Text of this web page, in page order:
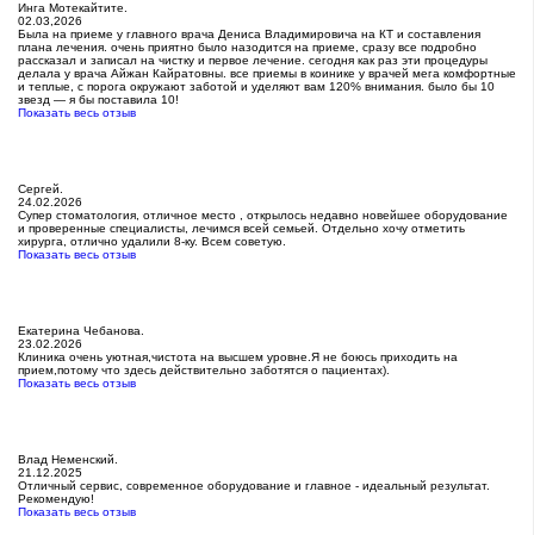
Инга Мотекайтите.
02.03,2026
Была на приеме у главного врача Дениса Владимировича на КТ и составления
плана лечения. очень приятно было назодится на приеме, сразу все подробно
рассказал и записал на чистку и первое лечение. сегодня как раз эти процедуры
делала у врача Айжан Кайратовны. все приемы в коинике у врачей мега комфортные
и теплые, с порога окружают заботой и уделяют вам 120% внимания. было бы 10
звезд — я бы поставила 10!
Показать весь отзыв
Сергей.
24.02.2026
Супер стоматология, отличное место , открылось недавно новейшее оборудование
и проверенные специалисты, лечимся всей семьей. Отдельно хочу отметить
хирурга, отлично удалили 8-ку. Всем советую.
Показать весь отзыв
Екатерина Чебанова.
23.02.2026
Клиника очень уютная,чистота на высшем уровне.Я не боюсь приходить на
прием,потому что здесь действительно заботятся о пациентах).
Показать весь отзыв
Влад Неменский.
21.12.2025
Отличный сервис, современное оборудование и главное - идеальный результат.
Рекомендую!
Показать весь отзыв